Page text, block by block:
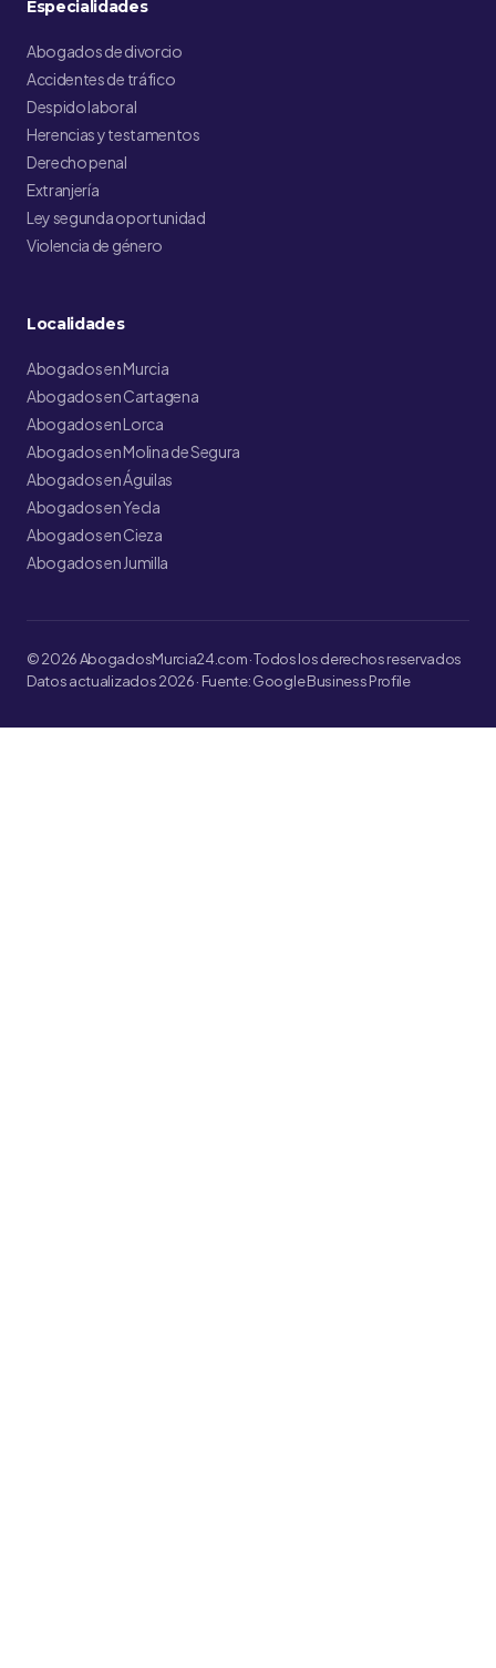
Especialidades
Abogados de divorcio
Accidentes de tráfico
Despido laboral
Herencias y testamentos
Derecho penal
Extranjería
Ley segunda oportunidad
Violencia de género
Localidades
Abogados en Murcia
Abogados en Cartagena
Abogados en Lorca
Abogados en Molina de Segura
Abogados en Águilas
Abogados en Yecla
Abogados en Cieza
Abogados en Jumilla
© 2026 AbogadosMurcia24.com · Todos los derechos reservados
Datos actualizados 2026 · Fuente: Google Business Profile